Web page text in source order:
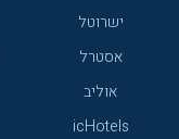
ישרוטל
אסטרל
אוליב
icHotels